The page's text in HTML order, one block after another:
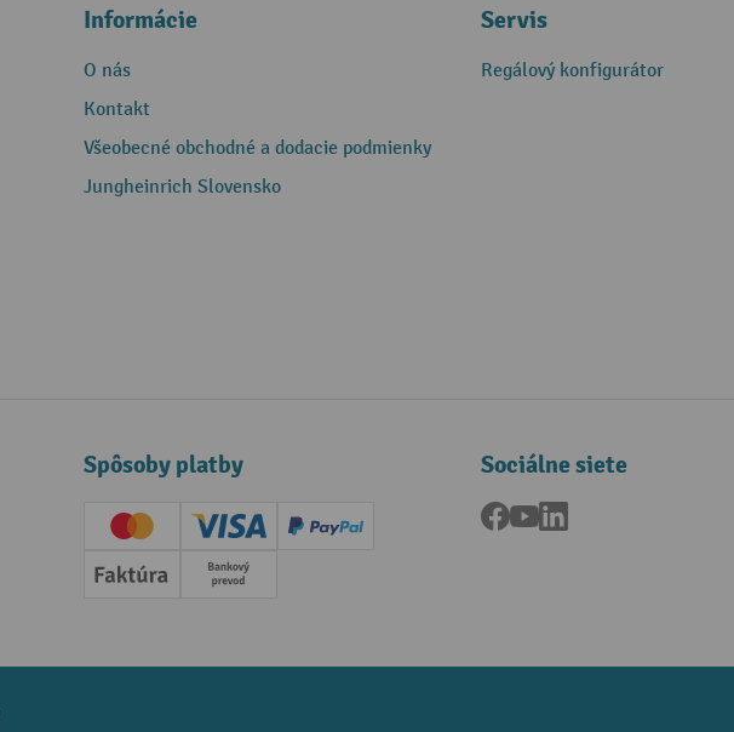
Informácie
O nás
Kontakt
Všeobecné obchodné a dodacie podmienky
Jungheinrich Slovensko
Servis
Regálový konfigurátor
Spôsoby platby
Creditcard (Master)Creditcard (Visa)
PayPal
Faktúra Predplatba
Sociálne siete
Facebook
YouTube